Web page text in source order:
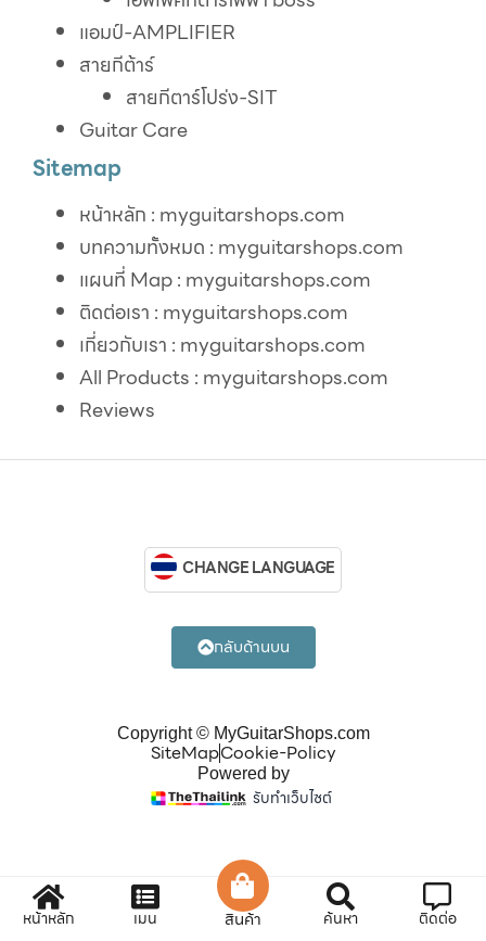
แอมป์-AMPLIFIER
สายกีต้าร์
สายกีตาร์โปร่ง-SIT
Guitar Care
Sitemap
หน้าหลัก : myguitarshops.com
บทความทั้งหมด : myguitarshops.com
แผนที่ Map : myguitarshops.com
ติดต่อเรา : myguitarshops.com
เกี่ยวกับเรา : myguitarshops.com
All Products : myguitarshops.com
Reviews
Copyright © MyGuitarShops.com
SiteMapCookie-Policy
Powered by
รับทำเว็บไซต์
CHANGE LANGUAGE
กลับด้านบน
หน้าหลัก เมนู สินค้า ค้นหา ติดต่อ